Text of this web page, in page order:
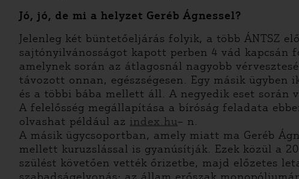
Jó, jó, de mi a helyzet Geréb Ágnessel?
Jelenleg két büntetőeljárás folyik, a több ÁNTSZ
sajtónyilvánosságot kapott perben 4 vád kapcsán
amelynek során az átlagosnál nagyobb
távozott onnan, egészségesen. Egy másik ügyben
és a többi bába mellett áll. A negyedik eset során
A felelősség megállapítása a bíróság feladata
olvashat például az index.hu– n.
A másik ügycsoportban, amely miatt ma Geréb
mellett kuruzslással is gyanúsítják. Ezek közül a
szülést követően vették őrizetbe, majd előzetes